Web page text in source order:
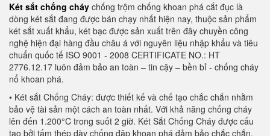
Két sắt chống cháy chống trộm chống khoan phá cắt đục là
dòng két sắt đang được bán chạy nhất hiện nay, thuộc sản phẩm
két sắt xuất khẩu, két bạc được sản xuất trên đây chuyền công
nghệ hiện đại hàng đầu châu á với nguyên liệu nhập khẩu và tiêu
chuẩn quốc tế ISO 9001 - 2008 CERTIFICATE NO.: HT
2776.12.17 luôn đảm bảo an toàn – tin cậy – bền bỉ - chống cháy
nổ khoan phá.
• Két sắt Chống Cháy: được thiết kế và chế tạo chắc chắn nhằm
bảo vệ tài sản một cách an toàn nhất. Với khả năng chống cháy
lên đến 1.200°C trong suốt 2 giờ. Két Sắt Chống Cháy được cấu
tạo bởi tấm thép dày chống đập khoan phá đảm bảo chắc chắn,